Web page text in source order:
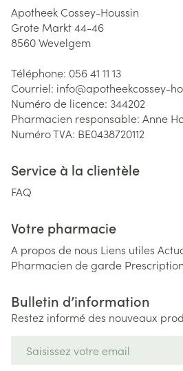
Apotheek Cossey-Houssin
Grote Markt 44-46
8560Wevelgem
Téléphone: 056 41 11 13
Courriel: info@apotheekcossey-
Numéro de licence: 344202
Pharmacien responsable: Anne
Numéro TVA: BE0438720112
Service à la clientèle
FAQ
Votre pharmacie
A propos de nous Liens utiles
Pharmacien de garde Prescription
Bulletin d’information
Restez informé des nouveaux